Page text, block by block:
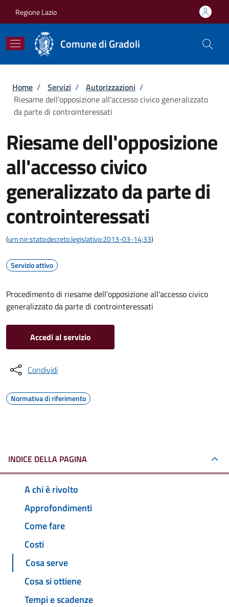
Regione Lazio
Comune di Gradoli
Briciole di pane
Home / Servizi / Autorizzazioni /
Riesame dell'opposizione all'accesso civico generalizzato
da parte di controinteressati
Riesame dell'opposizione
all'accesso civico
generalizzato da parte di
controinteressati
(urn:nir:stato:decreto.legislativo:2013-03-14;33)
Servizio attivo
Procedimento di riesame dell'opposizione all'accesso civico
generalizzato da parte di controinteressati
Accedi al servizio
Condividi
Normativa di riferimento
INDICE DELLA PAGINA
A chi è rivolto
Approfondimenti
Come fare
Costi
Cosa serve
Cosa si ottiene
Tempi e scadenze